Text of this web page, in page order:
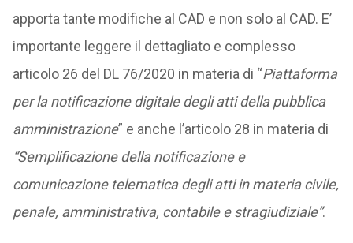
apporta tante modifiche al CAD e non solo al CAD. E’
importante leggere il dettagliato e complesso
articolo 26 del DL 76/2020 in materia di “Piattaforma
per la notificazione digitale degli atti della pubblica
amministrazione” e anche l’articolo 28 in materia di
“Semplificazione della notificazione e
comunicazione telematica degli atti in materia civile,
penale, amministrativa, contabile e stragiudiziale”.